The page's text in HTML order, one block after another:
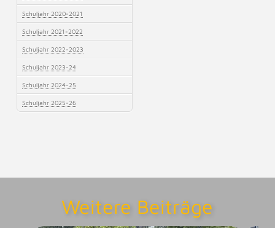
Schuljahr 2020-2021
Schuljahr 2021-2022
Schuljahr 2022-2023
Schuljahr 2023-24
Schuljahr 2024-25
Schuljahr 2025-26
Weitere Beiträge